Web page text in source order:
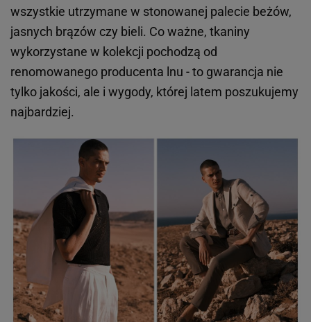
wszystkie utrzymane w stonowanej palecie beżów,
jasnych brązów czy bieli. Co ważne, tkaniny
wykorzystane w kolekcji pochodzą od
renomowanego producenta lnu - to gwarancja nie
tylko jakości, ale i wygody, której latem poszukujemy
najbardziej.